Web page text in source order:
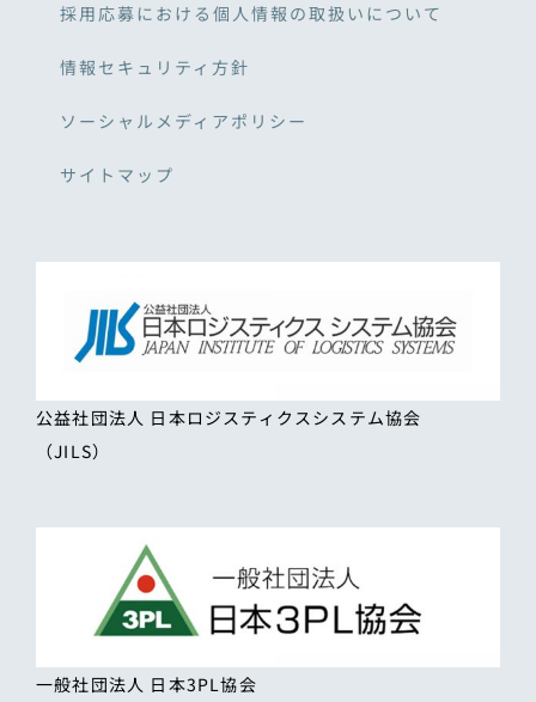
採用応募における個人情報の取扱いについて
情報セキュリティ方針
ソーシャルメディアポリシー
サイトマップ
公益社団法人 日本ロジスティクスシステム協会
（JILS）
一般社団法人 日本3PL協会